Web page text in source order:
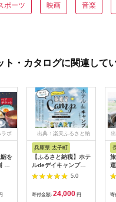
ポーツ 映画 音楽
ト・カタログに関連して
ラボ
を
鮨
海
出典：楽天ふるさと納
税
兵庫県 太子町
【ふるさと納税】ホテ
ルdeデイキャンプ体
験チケット
【1364991】
5.0
寄付金額: 24,000 円 寄